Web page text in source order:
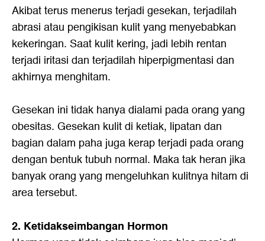
Akibat terus menerus terjadi gesekan, terjadilah
abrasi atau pengikisan kulit yang menyebabkan
kekeringan. Saat kulit kering, jadi lebih rentan
terjadi iritasi dan terjadilah hiperpigmentasi dan
akhirnya menghitam.
Gesekan ini tidak hanya dialami pada orang yang
obesitas. Gesekan kulit di ketiak, lipatan dan
bagian dalam paha juga kerap terjadi pada orang
dengan bentuk tubuh normal. Maka tak heran jika
banyak orang yang mengeluhkan kulitnya hitam di
area tersebut.
2. Ketidakseimbangan Hormon